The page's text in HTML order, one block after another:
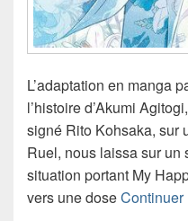
L’adaptation en manga
l’histoire d’Akumi
signé Rito Kohsaka, sur
Ruel, nous laissa sur un
situation portant My
vers une doseContinuer